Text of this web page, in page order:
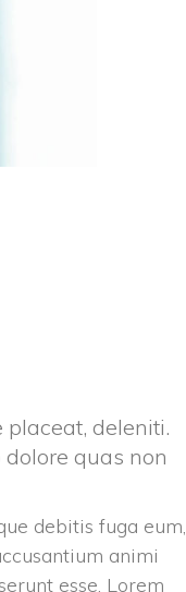
placeat, deleniti.
quas non
debitis fuga eum,
animi
esse. Lorem